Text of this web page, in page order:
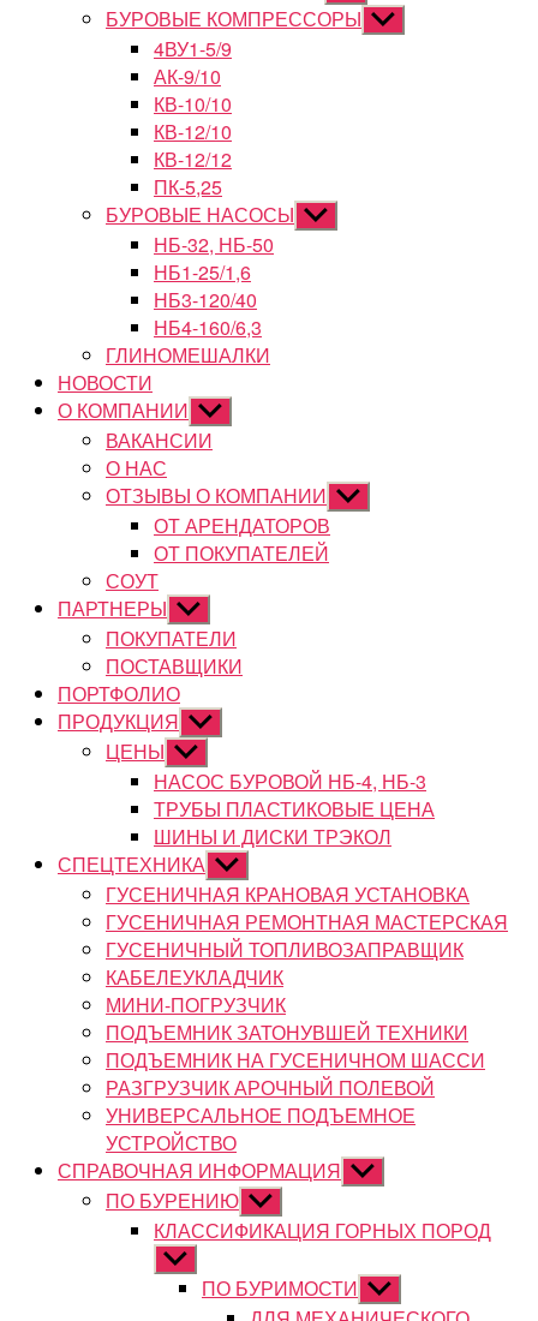
подменю
БУРОВЫЕ КОМПРЕССОРЫ Показывать
подменю
4ВУ1-5/9
АК-9/10
КВ-10/10
КВ-12/10
КВ-12/12
ПК-5,25
БУРОВЫЕ НАСОСЫ Показывать
подменю
НБ-32, НБ-50
НБ1-25/1,6
НБ3-120/40
НБ4-160/6,3
ГЛИНОМЕШАЛКИ
НОВОСТИ
О КОМПАНИИ Показывать
подменю
ВАКАНСИИ
О НАС
ОТЗЫВЫ О КОМПАНИИ Показывать
подменю
ОТ АРЕНДАТОРОВ
ОТ ПОКУПАТЕЛЕЙ
СОУТ
ПАРТНЕРЫ Показывать
подменю
ПОКУПАТЕЛИ
ПОСТАВЩИКИ
ПОРТФОЛИО
ПРОДУКЦИЯ Показывать
подменю
ЦЕНЫ Показывать
подменю
НАСОС БУРОВОЙ НБ-4, НБ-3
ТРУБЫ ПЛАСТИКОВЫЕ ЦЕНА
ШИНЫ И ДИСКИ ТРЭКОЛ
СПЕЦТЕХНИКА Показывать
подменю
ГУСЕНИЧНАЯ КРАНОВАЯ УСТАНОВКА
ГУСЕНИЧНАЯ РЕМОНТНАЯ МАСТЕРСКАЯ
ГУСЕНИЧНЫЙ ТОПЛИВОЗАПРАВЩИК
КАБЕЛЕУКЛАДЧИК
МИНИ-ПОГРУЗЧИК
ПОДЪЕМНИК ЗАТОНУВШЕЙ ТЕХНИКИ
ПОДЪЕМНИК НА ГУСЕНИЧНОМ ШАССИ
РАЗГРУЗЧИК АРОЧНЫЙ ПОЛЕВОЙ
УНИВЕРСАЛЬНОЕ ПОДЪЕМНОЕ
УСТРОЙСТВО
СПРАВОЧНАЯ ИНФОРМАЦИЯ Показывать
подменю
ПО БУРЕНИЮ Показывать
подменю
КЛАССИФИКАЦИЯ ГОРНЫХ ПОРОД
Показывать
подменюПО БУРИМОСТИ Показывать
подменю